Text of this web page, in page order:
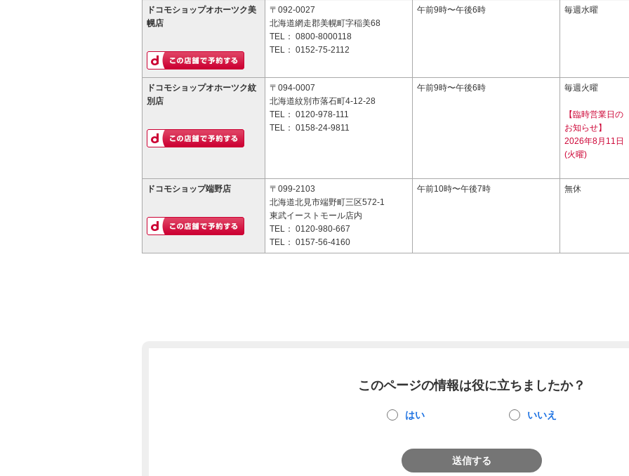
ドコモショップオホーツク美
幌店
〒092-0027
北海道網走郡美幌町字稲美68
TEL： 0800-8000118
TEL： 0152-75-2112
午前9時〜午後6時 毎週水曜
ドコモショップオホーツク紋
別店
〒094-0007
北海道紋別市落石町4-12-28
TEL： 0120-978-111
TEL： 0158-24-9811
午前9時〜午後6時 毎週火曜
【臨時営業日の
お知らせ】
2026年8月11日
(火曜)
ドコモショップ端野店
〒099-2103
北海道北見市端野町三区572-1
東武イーストモール店内
TEL： 0120-980-667
TEL： 0157-56-4160
午前10時〜午後7時 無休
このページの情報は役に立ちましたか？
はい いいえ
送信する